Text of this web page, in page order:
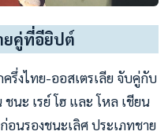
ยคู่ที่อียิปต์
รึ่งไทย-ออสเตรเลีย จับคู่กับ
นะ เรย์ โฮ และ โหล เชียน
นรองชนะเลิศ ประเภทชาย